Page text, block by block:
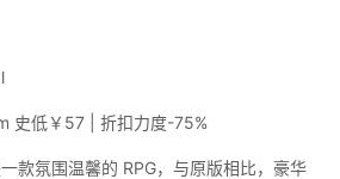
史低￥57 | 折扣力度-75%
款氛围温馨的 RPG，与原版相比，豪华